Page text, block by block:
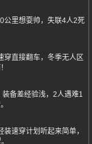
公里想耍帅，失联4人2死
穿直接翻车，冬季无人区
备差经验浅，2人遇难1
速穿计划听起来简单，